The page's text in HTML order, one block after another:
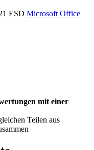
Microsoft Office
mit einer
Teilen aus